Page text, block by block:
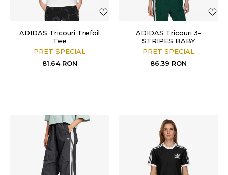
ADIDAS Tricouri Trefoil
Tee
PRET SPECIAL
81,64 RON
ADIDAS Tricouri 3-
STRIPES BABY
PRET SPECIAL
86,39 RON